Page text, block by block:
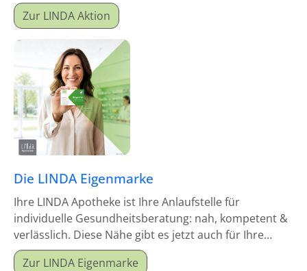
Zur LINDA Aktion
Die LINDA Eigenmarke
Ihre LINDA Apotheke ist Ihre Anlaufstelle für
individuelle Gesundheitsberatung: nah, kompetent &
verlässlich. Diese Nähe gibt es jetzt auch für Ihre
Hausapotheke!
Zur LINDA Eigenmarke